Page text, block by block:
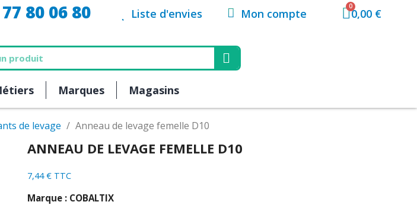
80 06 80 Liste d'envies Mon compte 0,00 €
Marques Magasins
de levage Anneau de levage femelle D10
ANNEAU DE LEVAGE FEMELLE D10
7,44 € TTC
Marque : COBALTIX